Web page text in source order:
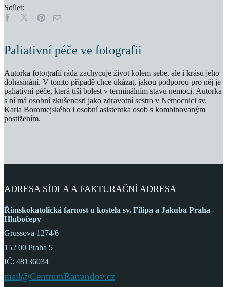
Sdílet:
Paliativní péče ve fotografii
Autorka fotografií ráda zachycuje život kolem sebe, ale i krásu jeho
dohasínání. V tomto případě chce ukázat, jakou podporou pro něj je
paliativní péče, která tiší bolest v terminálním stavu nemoci. Autorka
s ní má osobní zkušenosti jako zdravotní sestra v Nemocnici sv.
Karla Boromejského i osobní asistentka osob s kombinovaným
postižením.
ADRESA SÍDLA A FAKTURAČNÍ ADRESA
Římskokatolická farnost u kostela sv. Filipa a Jakuba Praha–
Hlubočepy
Grussova 1274/6
152 00 Praha 5
IČ: 48136034
mail@CentrumBarrandov.cz